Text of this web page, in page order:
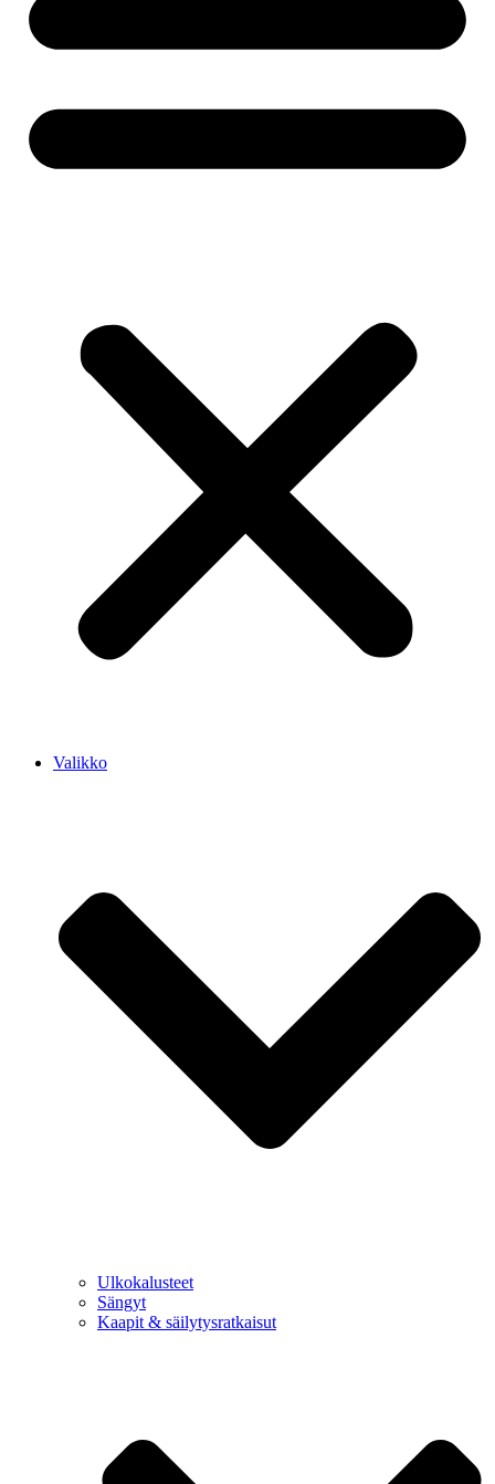
Valikko
Ulkokalusteet
Sängyt
Kaapit & säilytysratkaisut